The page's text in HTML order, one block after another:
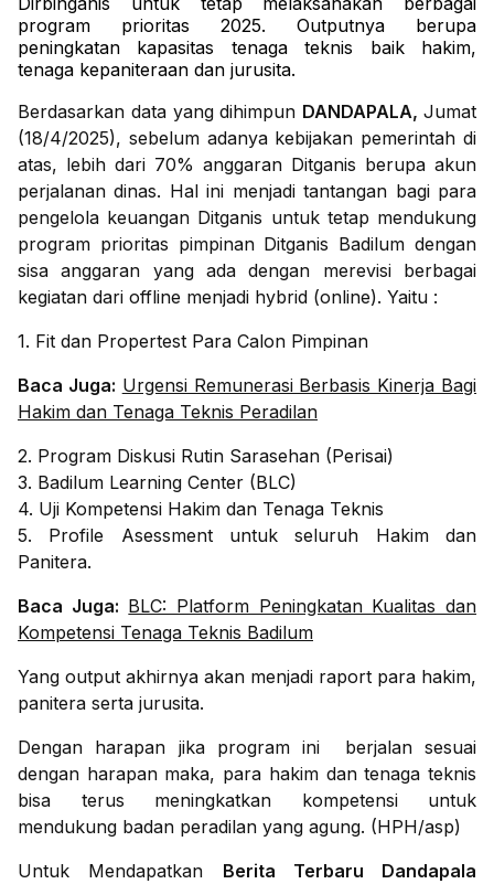
program prioritas 2025. Outputnya berupa
peningkatan kapasitas tenaga teknis baik hakim,
tenaga kepaniteraan dan jurusita.
Berdasarkan data yang dihimpun DANDAPALA,Jumat
(18/4/2025), sebelum adanya kebijakan pemerintah di
atas, lebih dari 70% anggaran Ditganis berupa akun
perjalanan dinas. Hal ini menjadi tantangan bagi para
pengelola keuangan Ditganis untuk tetap mendukung
program prioritas pimpinan Ditganis Badilum dengan
sisa anggaran yang ada dengan merevisi berbagai
kegiatan dari offline menjadi hybrid (online). Yaitu :
1. Fit dan Propertest Para Calon Pimpinan
Baca Juga: Urgensi Remunerasi Berbasis Kinerja Bagi
Hakim dan Tenaga Teknis Peradilan
2. Program Diskusi Rutin Sarasehan (Perisai)
3. Badilum Learning Center (BLC)
4. Uji Kompetensi Hakim dan Tenaga Teknis
5. Profile Asessment untuk seluruh Hakim dan
Panitera.
Baca Juga: BLC: Platform Peningkatan Kualitas dan
Kompetensi Tenaga Teknis Badilum
Yang output akhirnya akan menjadi raport para hakim,
panitera serta jurusita.
Dengan harapan jika program ini
berjalan sesuai
dengan harapan maka, para hakim dan tenaga teknis
bisa terus meningkatkan kompetensi untuk
mendukung badan peradilan yang agung. (HPH/asp)
Untuk Mendapatkan Berita Terbaru Dandapala